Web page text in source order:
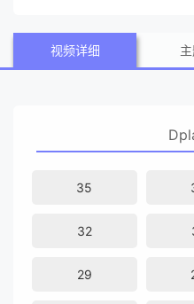
部突围，却遭遇了有生以来
领民团与黄麻子的土匪团伙
头颅，洒热血……
视频详细
35
32
29